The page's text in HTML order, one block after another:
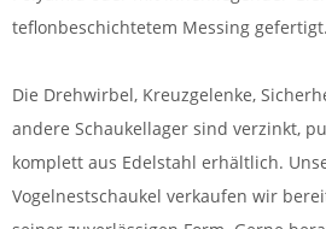
teflonbeschichtetem Messing gefertigt.
Die Drehwirbel, Kreuzgelenke,
andere Schaukellager sind verzinkt,
komplett aus Edelstahl erhältlich.
Vogelnestschaukel verkaufen wir